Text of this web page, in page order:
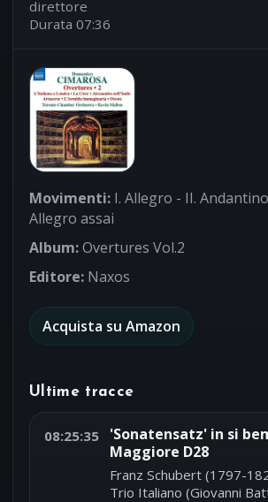
direttore
Durata 07:36
Movimenti: I. Allegro - II.
Allegro assai
Album:Overtures Vol.2
Editore: Naxos
Acquista su Amazon
Ultime tracce
08:25:35
'Sonatensatz' in si
Maggiore D28
Franz Schubert (1797-
Trio Italiano (Giovanni